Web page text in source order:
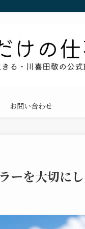
お問い合わせ
ーを大切に